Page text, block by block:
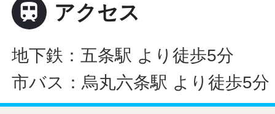
 アクセス
地下鉄：五条駅 より徒歩5分
市バス：烏丸六条駅 より徒歩5分